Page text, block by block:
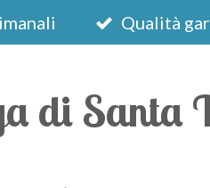
Qualità
di Santa